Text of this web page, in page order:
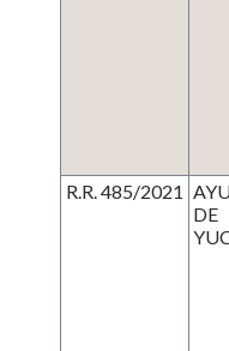
R.R. 485/2021